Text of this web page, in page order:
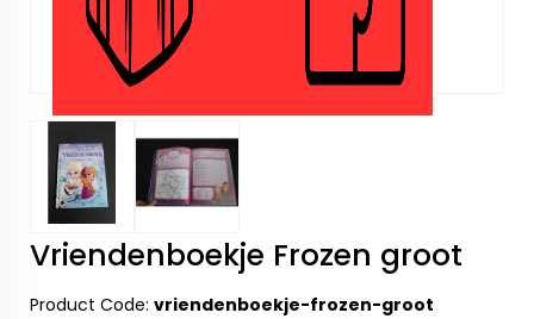
Vriendenboekje Frozen groot
Product Code: vriendenboekje-frozen-groot